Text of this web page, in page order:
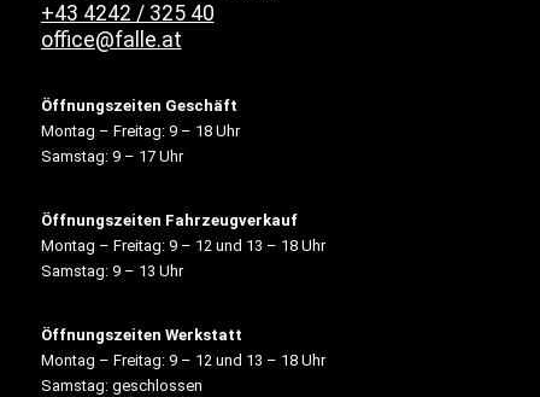
+43 4242 / 325 40
office@falle.at
Öffnungszeiten Geschäft
Montag – Freitag: 9 – 18 Uhr
Samstag: 9 – 17 Uhr
Öffnungszeiten Fahrzeugverkauf
Montag – Freitag: 9 – 12 und 13 – 18 Uhr
Samstag: 9 – 13 Uhr
Öffnungszeiten Werkstatt
Montag – Freitag: 9 – 12 und 13 – 18 Uhr
Samstag: geschlossen